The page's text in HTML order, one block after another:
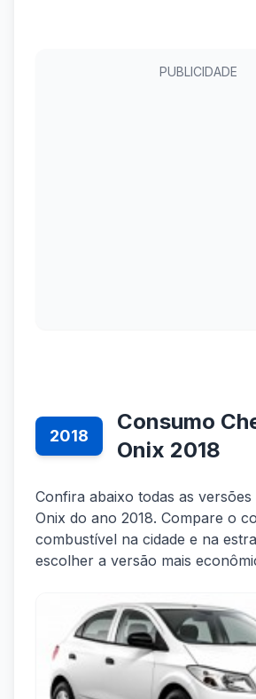
PUBLICIDADE
2018
Consumo
Onix 2018
Confira abaixo todas as
Onix do ano 2018. Compare o
combustível na cidade e na
escolher a versão mais